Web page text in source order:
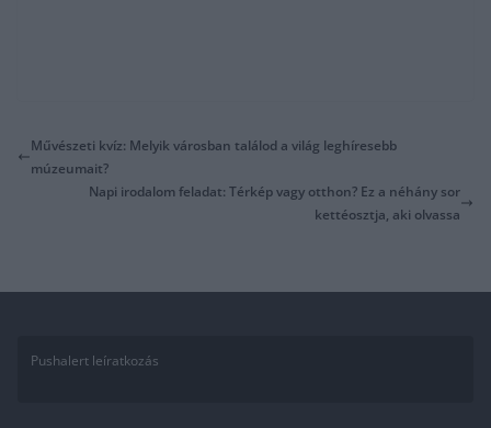
Művészeti kvíz: Melyik városban találod a világ leghíresebb
múzeumait?
Napi irodalom feladat: Térkép vagy otthon? Ez a néhány sor
kettéosztja, aki olvassa
Pushalert leíratkozás